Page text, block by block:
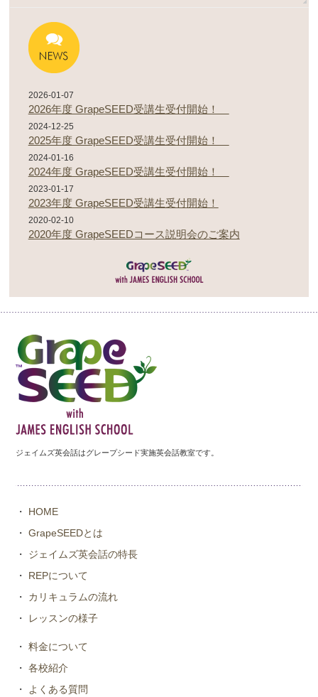
2026-01-07
2026年度 GrapeSEED受講生受付開始！
2024-12-25
2025年度 GrapeSEED受講生受付開始！
2024-01-16
2024年度 GrapeSEED受講生受付開始！
2023-01-17
2023年度 GrapeSEED受講生受付開始！
2020-02-10
2020年度 GrapeSEEDコース説明会のご案内
ジェイムズ英会話はグレープシード実施英会話教室です。
・ HOME
・GrapeSEEDとは
・ ジェイムズ英会話の特長
・ REPについて
・ カリキュラムの流れ
・ レッスンの様子
・料金について
・各校紹介
・ よくある質問